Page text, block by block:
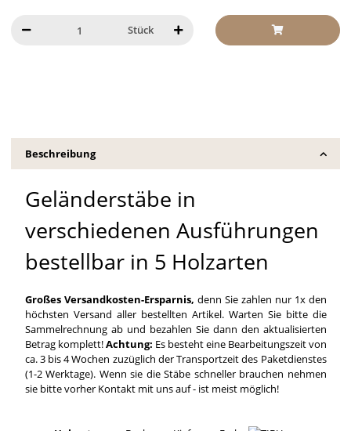
Stück
Beschreibung
Geländerstäbe in
verschiedenen Ausführungen
bestellbar in 5 Holzarten
Großes Versandkosten-Ersparnis, denn Sie zahlen nur 1x den
höchsten Versand aller bestellten Artikel. Warten Sie bitte die
Sammelrechnung ab und bezahlen Sie dann den aktualisierten
Betrag komplett!Achtung: Es besteht eine Bearbeitungszeit von
ca. 3 bis 4 Wochen zuzüglich der Transportzeit des Paketdienstes
(1-2 Werktage). Wenn sie die Stäbe schneller brauchen nehmen
sie bitte vorher Kontakt mit uns auf - ist meist möglich!